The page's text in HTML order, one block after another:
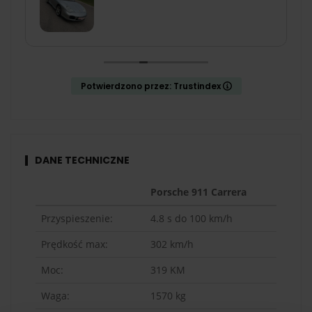
nadal podąża tą samą, kultową stylistyką. Wersja 996
zyskała sobiemiliony fanów na całym świecie
rozpozna nawet zupełny laik motoryzacyjny.
Ciekawą cechą Porsche 911 jest silnik w układzie boxer
Dynamiczna jazda Porsche Carrera 911 wymaga nieco
ostrożności, gdyż auto dysponuje niezwykle dużą mocą.
Porsche 911 Carrera napędza 3,6-litrowy silnik o mocy
319 KM. Automatyczna skrzynia biegów błyskawicznie
rozpędzisz się już w 4,8 sekundy. Podczas przejażdżki
się, że to auto należy do grona najlepiej prowadzących
się samochodów na świecie. Na szczególną uwagę
Potwierdzono przez: Trustindex
DANE TECHNICZNE
Porsche 911 Carrera
Przyspieszenie:
4.8 s do 100 km/h
Prędkość max:
302 km/h
Moc:
319 KM
Waga:
1570 kg